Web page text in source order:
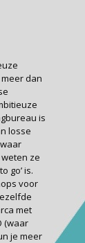
dan
is
losse
ze
go’ is.
voor
met
(waar
je meer